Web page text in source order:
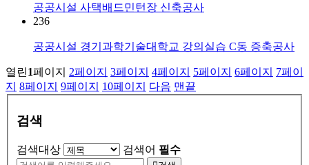
공공시설 사택배드민턴장 신축공사
236
공공시설 경기과학기술대학교 강의실습 C동 증축공사
열린1페이지 2페이지 3페이지 4페이지 5페이지 6페이지 7페이
지 8페이지 9페이지 10페이지 다음 맨끝
검색
검색대상 검색어 필수